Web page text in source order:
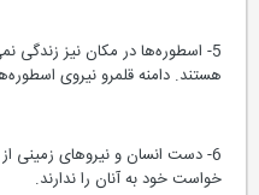
5- اسطوره‌ها در مکان نیز زندگی
هستند. دامنه قلمرو نیروی
6- دست انسان و نیروهای زمینی از
خواست خود به آنان را ندارند.